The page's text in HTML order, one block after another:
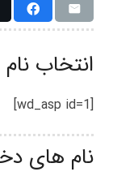
انتخاب
[wd_asp id=1]
نام های